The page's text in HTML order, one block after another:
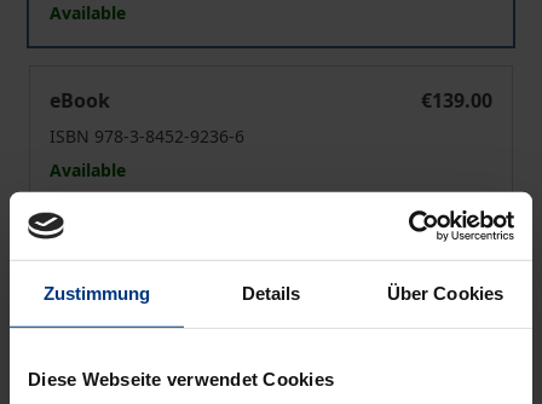
Zustimmung Details Über Cookies
Diese Webseite verwendet Cookies
Available
eBook
€139.00
ISBN 978-3-8452-9236-6
Available
Add to Wish List